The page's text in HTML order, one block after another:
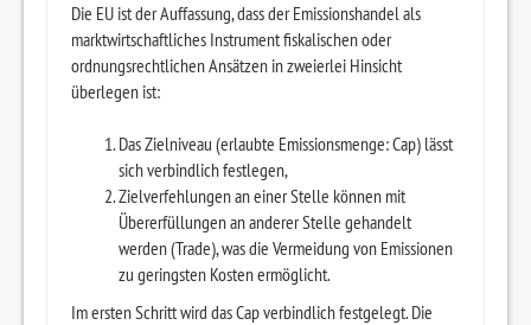
Die EU ist der Auffassung, dass der Emissionshandel als
marktwirtschaftliches Instrument fiskalischen oder
ordnungsrechtlichen Ansätzen in zweierlei Hinsicht
überlegen ist:
Das Zielniveau (erlaubte Emissionsmenge: Cap) lässt
sich verbindlich festlegen,
Zielverfehlungen an einer Stelle können mit
Übererfüllungen an anderer Stelle gehandelt
werden (Trade), was die Vermeidung von Emissionen
zu geringsten Kosten ermöglicht.
Im ersten Schritt wird das Cap verbindlich festgelegt. Die